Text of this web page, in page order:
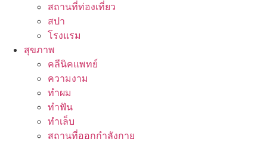
สถานที่ท่องเที่ยว
สปา
โรงแรม
สุขภาพ
คลีนิคแพทย์
ความงาม
ทำผม
ทำฟัน
ทำเล็บ
สถานที่ออกกำลังกาย